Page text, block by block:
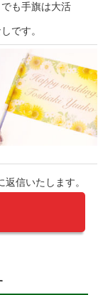
も手旗は大活
です。
返信いたします。